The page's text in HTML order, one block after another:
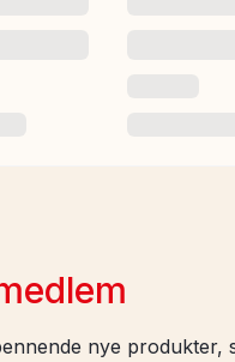
nye produkter,